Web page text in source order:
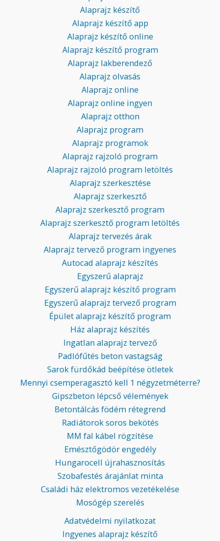
Alaprajz készítő
Alaprajz készítő app
Alaprajz készítő online
Alaprajz készítő program
Alaprajz lakberendező
Alaprajz olvasás
Alaprajz online
Alaprajz online ingyen
Alaprajz otthon
Alaprajz program
Alaprajz programok
Alaprajz rajzoló program
Alaprajz rajzoló program letöltés
Alaprajz szerkesztése
Alaprajz szerkesztő
Alaprajz szerkesztő program
Alaprajz szerkesztő program letöltés
Alaprajz tervezés árak
Alaprajz tervező program ingyenes
Autocad alaprajz készítés
Egyszerű alaprajz
Egyszerű alaprajz készítő program
Egyszerű alaprajz tervező program
Épület alaprajz készítő program
Ház alaprajz készítés
Ingatlan alaprajz tervező
Padlófűtés beton vastagság
Sarok fürdőkád beépítése ötletek
Mennyi csemperagasztó kell 1 négyzetméterre?
Gipszbeton lépcső vélemények
Betontálcás födém rétegrend
Radiátorok soros bekötés
MM fal kábel rögzítése
Emésztőgödör engedély
Hungarocell újrahasznosítás
Szobafestés árajánlat minta
Családi ház elektromos vezetékelése
Mosógép szerelés
Adatvédelmi nyilatkozat
Ingyenes alaprajz készítő